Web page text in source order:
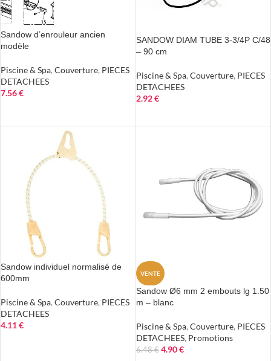
Sandow d’enrouleur ancien
modèle
Piscine & Spa, Couverture, PIECES
DETACHEES
7.56€
SANDOW DIAM TUBE 3-3/4P C/48
– 90 cm
Piscine & Spa, Couverture, PIECES
DETACHEES
2.92€
Sandow individuel normalisé de
600mm
Piscine & Spa, Couverture, PIECES
DETACHEES
4.11€
VENTE
Sandow Ø6 mm 2 embouts lg 1.50
m – blanc
Piscine & Spa, Couverture, PIECES
DETACHEES, Promotions
6.48€ 4.90€